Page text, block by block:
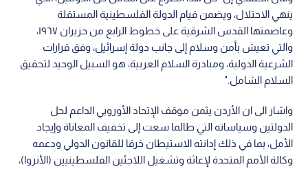
ينهي الاحتلال، ويضمن قيام الدولة الفلسطينية المستقلة
وعاصمتها القدس الشرقية على خطوط الرابع من حزيران ١٩٦٧،
والتي تعيش بأمن وسلام إلى جانب دولة إسرائيل، وفق قرارات
الشرعية الدولية، ومبادرة السلام العربية، هو السبيل الوحيد لتحقيق
السلام الشامل."
واشار الى ان الأردن يثمن موقف الإتحاد الأوروبي الداعم لحل
الدولتين وسياساته التي طالما سعت إلى تخفيف المعاناة وإيجاد
الأمل، بما في ذلك إدانته الاستيطان خرقا للقانون الدولي ودعمه
وكالة الأمم المتحدة لإغاثة وتشغيل اللاجئين الفلسطينيين (الأنروا)،